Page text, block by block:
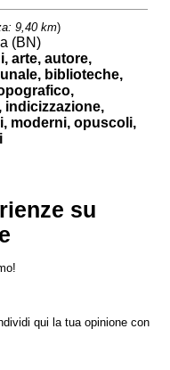
9,40 km)
(BN)
arte, autore,
biblioteche,
indicizzazione,
moderni, opuscoli,
su
qui la tua opinione con